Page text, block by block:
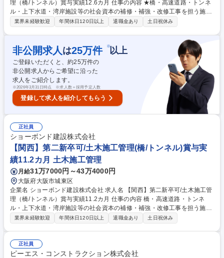
理（橋/トンネル）賞与実績12.6カ月 仕事の内容 ★橋・高速道路・トンネ
ル・上下水道・湾岸施設等の社会資本の補修・補強・改修工事を担う施工
管理として、末永く活躍頂ける方を募集しています。【仕事詳細】施工計
や本部との交渉・調整等をまずはサポートを中心にご担当いただきます。
【規模】5000～1億円程 度から3～10億円規模まで【工期】小規模で1
年、大型で2～4年 ≪補修工事ならではの醍醐味≫新設工事に比べ小さな
案件が多いため、早くから一つの現場を任され、責任を持って仕事に取り
組むことが可能です。また、施工管理として経験を積んだ後に、設計職へ
キャリアチェンジする方もおります。 募集職種 第二新卒可【関西】土木
施工管理（橋/トンネル）賞与実績12.6カ月
業界未経験歓迎 年間休日120日以上 退職金あり 土日祝休み
非公開求人 は25万件 ※以上
ご登録いただくと、約25万件の
非公開求人からご希望に沿った
求人をご紹介します。
※2026年3月31日時点 ※求人数＝採用予定人数
登録して求人を紹介してもらう
正社員
ショーボンド建設株式会社
【関西】第二新卒可/土木施工管理(橋/トンネル)賞与実
績11.2カ月 土木施工管理
月給31万7000円～43万4000円
大阪府大阪市城東区
企業名 ショーボンド建設株式会社 求人名 【関西】第二新卒可/土木施工管
理（橋/トンネル）賞与実績11.2カ月 仕事の内容 橋・高速道路・トンネ
ル・上下水道・湾岸施設等の社会資本の補修・補強・改修工事を担う施工
管理として、末永く活躍頂ける方を募集しています。【仕事詳細】施工計
【規模】5000～1億円程 度から3～10億円規模まで【工期】小規模で1
年、大型で2～4年 ≪補修工事ならではの醍醐味≫新設工事に比べ小さな
業界未経験歓迎 年間休日120日以上 退職金あり 土日祝休み
正社員
ピーエス・コンストラクション株式会社